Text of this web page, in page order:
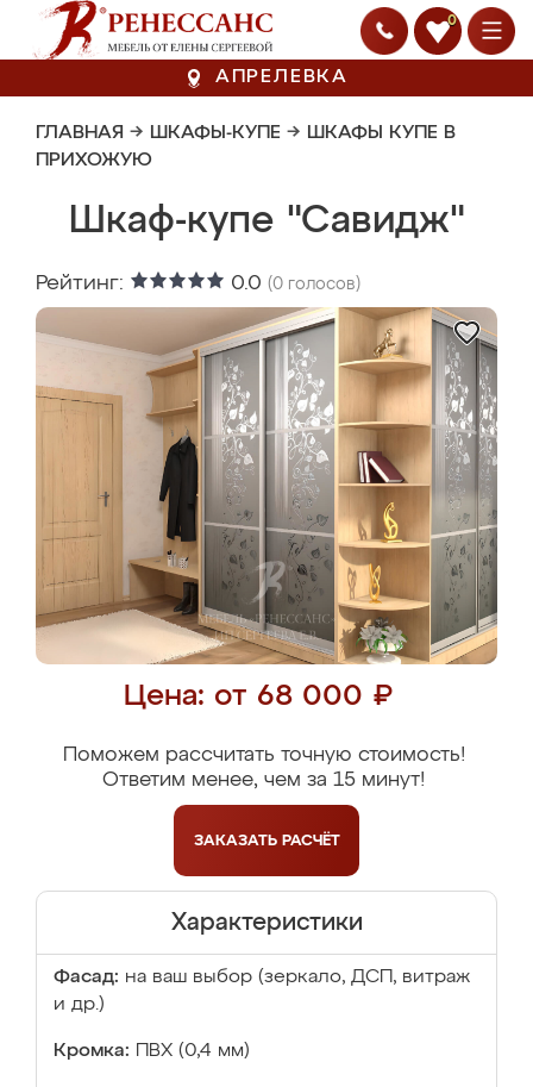
0
АПРЕЛЕВКА
ГЛАВНАЯ → ШКАФЫ-КУПЕ → ШКАФЫ КУПЕ В
ПРИХОЖУЮ
Шкаф-купе "Савидж"
Рейтинг: 0.0 (0 голосов)
Цена: от 68 000 ₽
Поможем рассчитать точную стоимость!
Ответим менее, чем за 15 минут!
ЗАКАЗАТЬ РАСЧЁТ
Характеристики
Фасад: на ваш выбор (зеркало, ДСП, витраж
и др.)
Кромка: ПВХ (0,4 мм)